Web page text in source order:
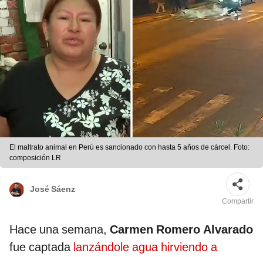
El maltrato animal en Perú es sancionado con hasta 5 años de cárcel. Foto:
composición LR
José Sáenz
Compartir
Hace una semana, Carmen Romero Alvarado
fue captada lanzándole agua hirviendo a